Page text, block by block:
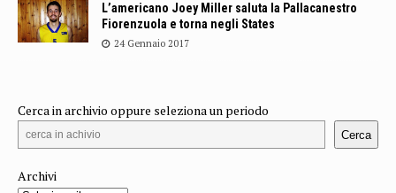
L’americano Joey Miller saluta la Pallacanestro
Fiorenzuola e torna negli States
24 Gennaio 2017
Cerca in archivio oppure seleziona un periodo
Cerca
Archivi